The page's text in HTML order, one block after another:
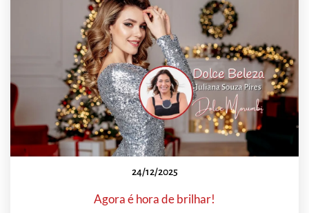
24/12/2025
Agora é hora de brilhar!